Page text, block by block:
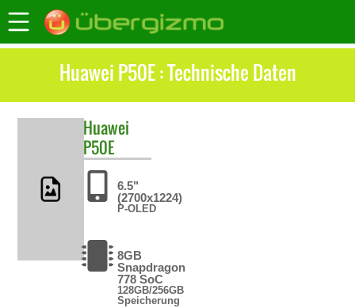
Huawei P50E : Technische Daten
Huawei
P50E
6.5"
(2700x1224)
P-OLED
8GB
Snapdragon
778 SoC
128GB/256GB
Speicherung